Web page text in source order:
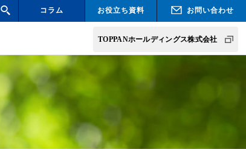
検索
お役立ち資料 お問い合わせ
コラム
TOPPANホールディングス株式会社